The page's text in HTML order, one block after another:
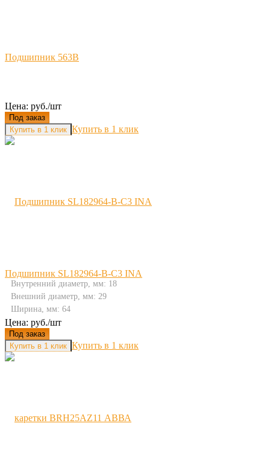
Подшипник 563B
Цена: руб./шт
Под заказ
Купить в 1 клик
Подшипник SL182964-B-C3 INA
Внутренний диаметр, мм: 18
Внешний диаметр, мм: 29
Ширина, мм: 64
Цена: руб./шт
Под заказ
Купить в 1 клик